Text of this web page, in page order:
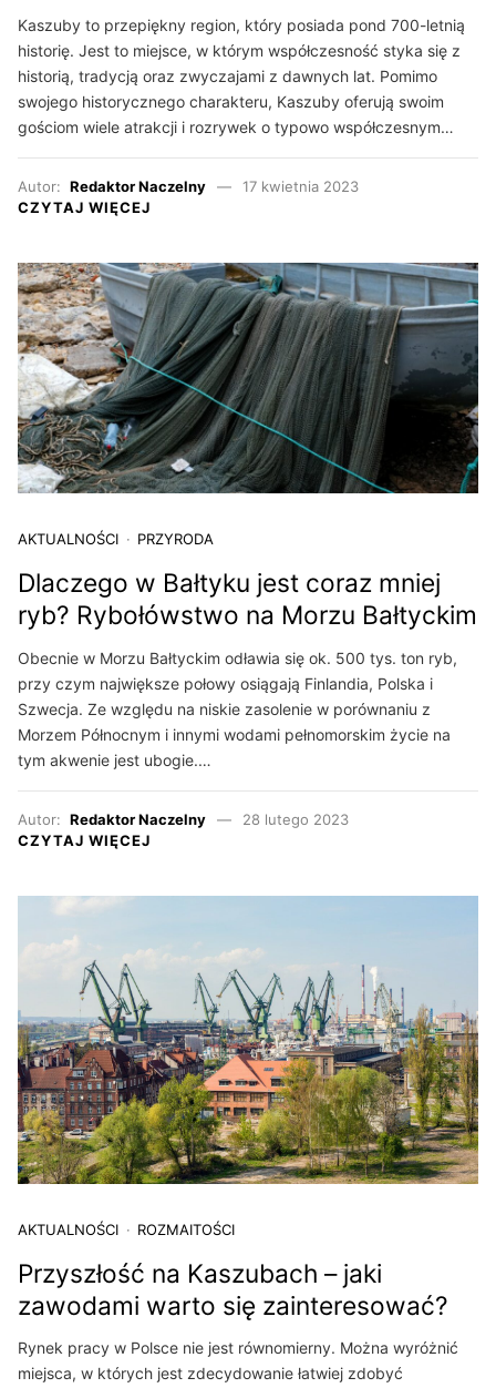
Kaszuby to przepiękny region, który posiada pond 700-letnią
historię. Jest to miejsce, w którym współczesność styka się z
historią, tradycją oraz zwyczajami z dawnych lat. Pomimo
swojego historycznego charakteru, Kaszuby oferują swoim
gościom wiele atrakcji i rozrywek o typowo współczesnym…
Autor: Redaktor Naczelny
17 kwietnia 2023
CZYTAJ WIĘCEJ
AKTUALNOŚCI PRZYRODA
Dlaczego w Bałtyku jest coraz mniej
ryb? Rybołówstwo na Morzu Bałtyckim
Obecnie w Morzu Bałtyckim odławia się ok. 500 tys. ton ryb,
przy czym największe połowy osiągają Finlandia, Polska i
Szwecja. Ze względu na niskie zasolenie w porównaniu z
Morzem Północnym i innymi wodami pełnomorskim życie na
tym akwenie jest ubogie.…
Autor: Redaktor Naczelny
28 lutego 2023
CZYTAJ WIĘCEJ
AKTUALNOŚCI ROZMAITOŚCI
Przyszłość na Kaszubach – jaki
zawodami warto się zainteresować?
Rynek pracy w Polsce nie jest równomierny. Można wyróżnić
miejsca, w których jest zdecydowanie łatwiej zdobyć